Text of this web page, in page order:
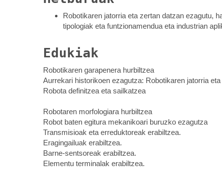
Robotikaren jatorria eta zertan datzan ezagutu,
tipologiak eta funtzionamendua eta industrian
Edukiak
Robotikaren garapenera hurbiltzea
Aurrekari historikoen ezagutza: Robotikaren jatorria eta
Robota definitzea eta sailkatzea
Robotaren morfologiara hurbiltzea
Robot baten egitura mekanikoari buruzko ezagutza
Transmisioak eta erreduktoreak erabiltzea.
Eragingailuak erabiltzea.
Barne-sentsoreak erabiltzea.
Elementu terminalak erabiltzea.